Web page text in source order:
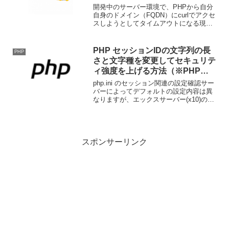
開発中のサーバー環境で、PHPから自分
自身のドメイン（FQDN）にcurlでアクセ
スしようとしてタイムアウトになる現象
などをPHP経由で取得したい場合、この
問題...
PHP
PHP セッションIDの文字列の長
さと文字種を変更してセキュリテ
ィ強度を上げる方法（※PHP
7.1.0 から利用可能）
php.ini のセッション関連の設定確認サー
バーによってデフォルトの設定内容は異
なりますが、エックスサーバー(x10)の場
スポンサーリンク